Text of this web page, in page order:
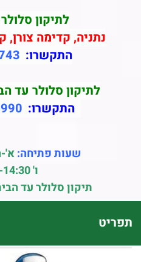
לתיקון
נתניה, קדימה צורן,
התקשרו:
לתיקון סלולר עד
התקשרו:
שעות פתיחה:א'-ה':
ו' 08:30-14:30
תיקון סלולר עד
תפריט